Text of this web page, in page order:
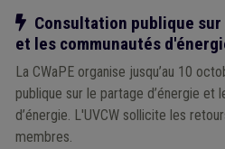
Notre action
Consultation publique
et les communautés
La CWaPE organise jusqu’au 10
publique sur le partage d’énergie et
d’énergie. L'UVCW sollicite les
membres.